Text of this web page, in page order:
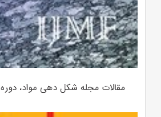
مقالات مجله شکل دهی مواد، دوره ۹، شماره ۴ منتشر شد